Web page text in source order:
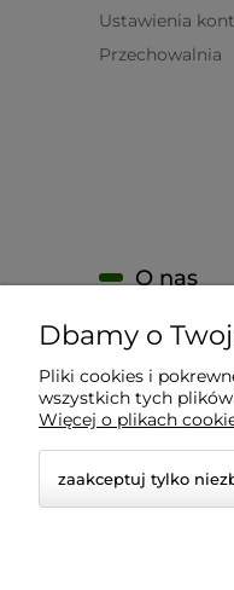
Ustawienia
Przechowalnia
O nas
KONTAKT
O firmie
Nagrody i
Dbamy o
Pliki cookies i
wszystkich tych
Więcej o plikach
zaakceptuj tylko